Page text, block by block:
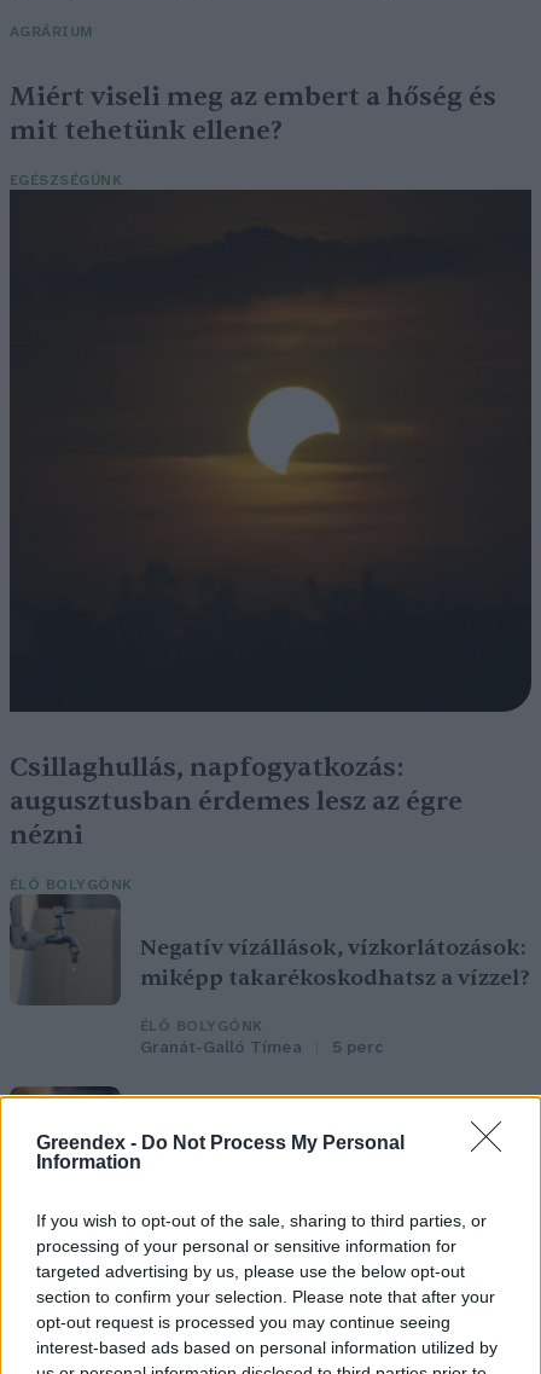
Greendex - Do Not Process My Personal
Information
If you wish to opt-out of the sale, sharing to third parties, or
processing of your personal or sensitive information for
targeted advertising by us, please use the below opt-out
section to confirm your selection. Please note that after your
opt-out request is processed you may continue seeing
interest-based ads based on personal information utilized by
AGRÁRIUM
Miért viseli meg az embert a hőség és
mit tehetünk ellene?
EGÉSZSÉGÜNK
Csillaghullás, napfogyatkozás:
augusztusban érdemes lesz az égre
nézni
ÉLŐ BOLYGÓNK
Negatív vízállások, vízkorlátozások:
miképp takarékoskodhatsz a vízzel?
ÉLŐ BOLYGÓNK
Granát-Galló Tímea 5 perc
Hogyan védekezzünk a hangyák
OTTHONUNK
Börzsey Barbara 5 perc
Nyersanyag, amit millió tonna szám
pazarolunk el, holott több fronton